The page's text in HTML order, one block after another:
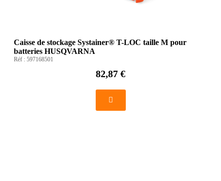
Caisse de stockage Systainer® T-LOC taille M pour
batteries HUSQVARNA
Réf : 597168501
82,87 €